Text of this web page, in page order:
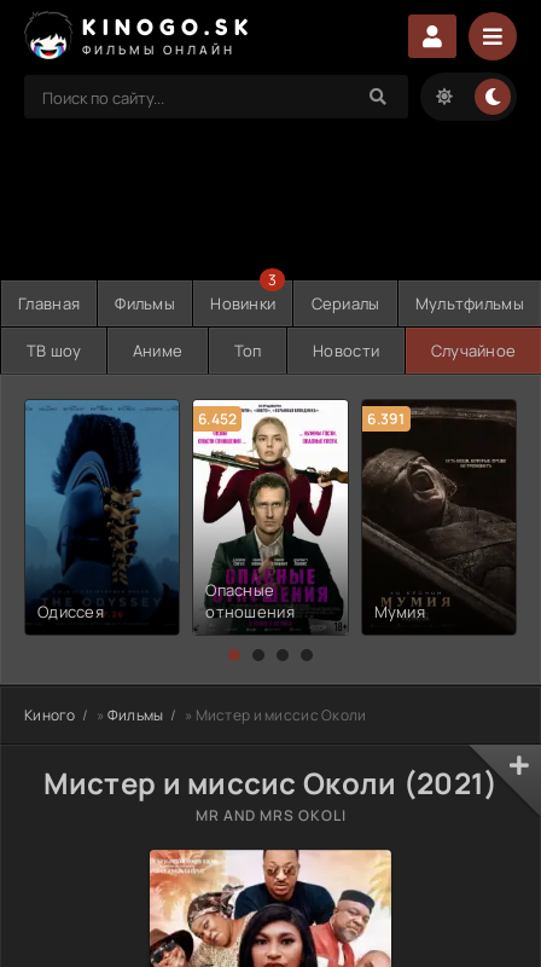
KINOGO.SK
ФИЛЬМЫ ОНЛАЙН
Главная Фильмы Новинки
3
Сериалы Мультфильмы
ТВ шоу Аниме Топ Новости Случайное
Одиссея
6.452
Опасные
отношения
6.391
Мумия
Киного » Фильмы » Мистер и миссис Околи
Мистер и миссис Околи (2021)
MR AND MRS OKOLI